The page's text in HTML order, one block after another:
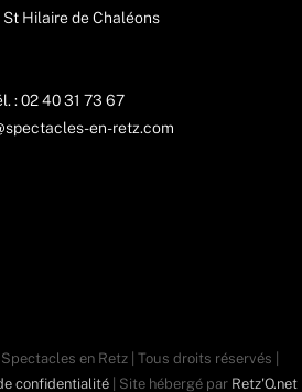
Hilaire de Chaléons
: 02 40 31 73 67
en-retz.com
en Retz | Tous droits réservés |
confidentialité | Site hébergé par Retz'O.net